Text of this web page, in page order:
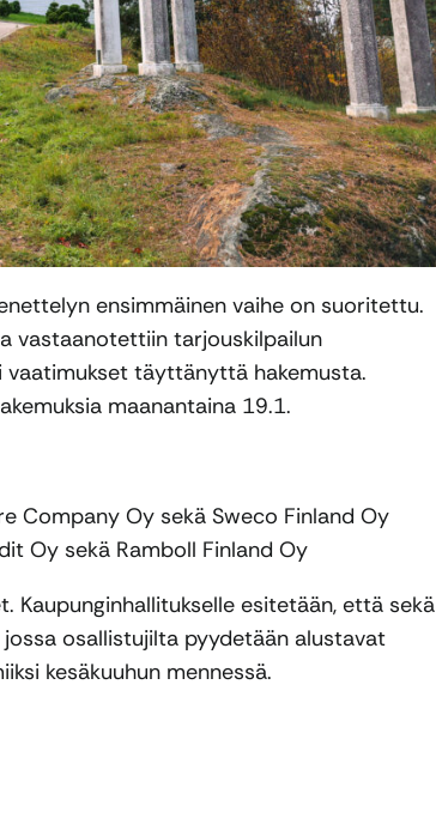
ensimmäinen vaihe on suoritettu.
vastaanotettiin tarjouskilpailun
vaatimukset täyttänyttä hakemusta.
maanantaina 19.1.
Company Oy sekä Sweco Finland Oy
Oy sekä Ramboll Finland Oy
esitetään, että sekä
osallistujilta pyydetään alustavat
kesäkuuhun mennessä.